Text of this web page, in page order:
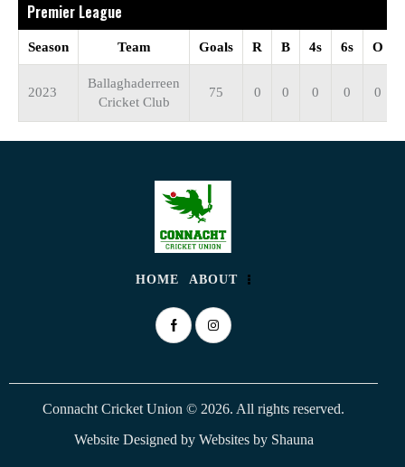
Premier League
Season Team Goals R B 4s 6s O
2023
Ballaghaderreen
Cricket Club
75 0 0 0 0 0
HOME ABOUT
Connacht Cricket Union © 2026. All rights reserved.
Website Designed by Websites by Shauna